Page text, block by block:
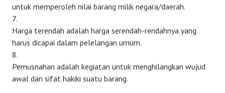
untuk memperoleh nilai barang milik negara/daerah.
7.
Harga terendah adalah harga serendah-rendahnya yang
harus dicapai dalam pelelangan umum.
8.
Pemusnahan adalah kegiatan untuk menghilangkan wujud
awal dan sifat hakiki suatu barang.